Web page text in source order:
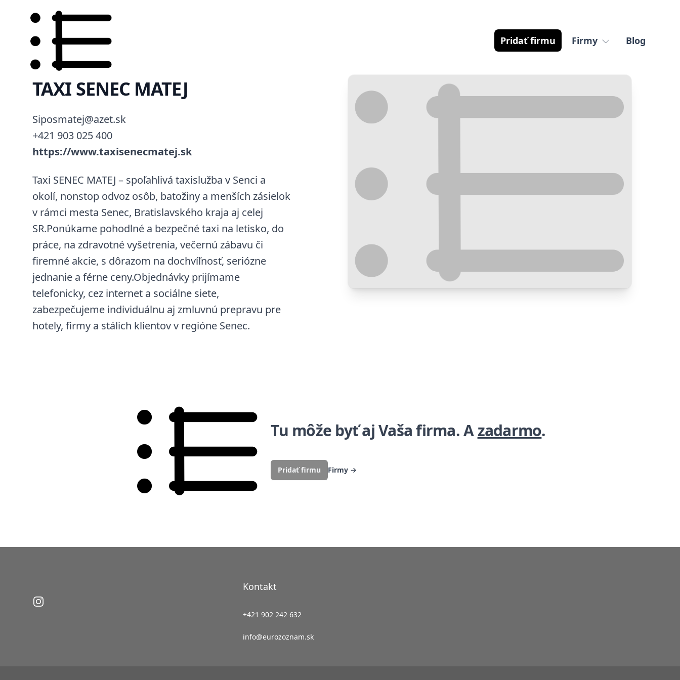
Pridať firmu Firmy Blog
TAXI SENEC MATEJ
Siposmatej@azet.sk
+421 903 025 400
https://www.taxisenecmatej.sk
Taxi SENEC MATEJ – spoľahlivá taxislužba v Senci a
okolí, nonstop odvoz osôb, batožiny a menších zásielok
v rámci mesta Senec, Bratislavského kraja aj celej
SR.Ponúkame pohodlné a bezpečné taxi na letisko, do
práce, na zdravotné vyšetrenia, večernú zábavu či
firemné akcie, s dôrazom na dochvíľnosť, seriózne
jednanie a férne ceny.Objednávky prijímame
telefonicky, cez internet a sociálne siete,
zabezpečujeme individuálnu aj zmluvnú prepravu pre
hotely, firmy a stálich klientov v regióne Senec.
Tu môže byť aj Vaša firma. Azadarmo.
Pridať firmu Firmy →
Kontakt
+421 902 242 632
info@eurozoznam.sk